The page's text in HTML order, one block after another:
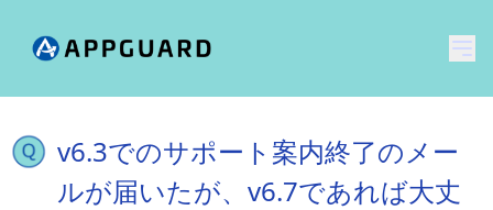
メ
v6.3でのサポート案内終了のメー
ルが届いたが、v6.7であれば大丈